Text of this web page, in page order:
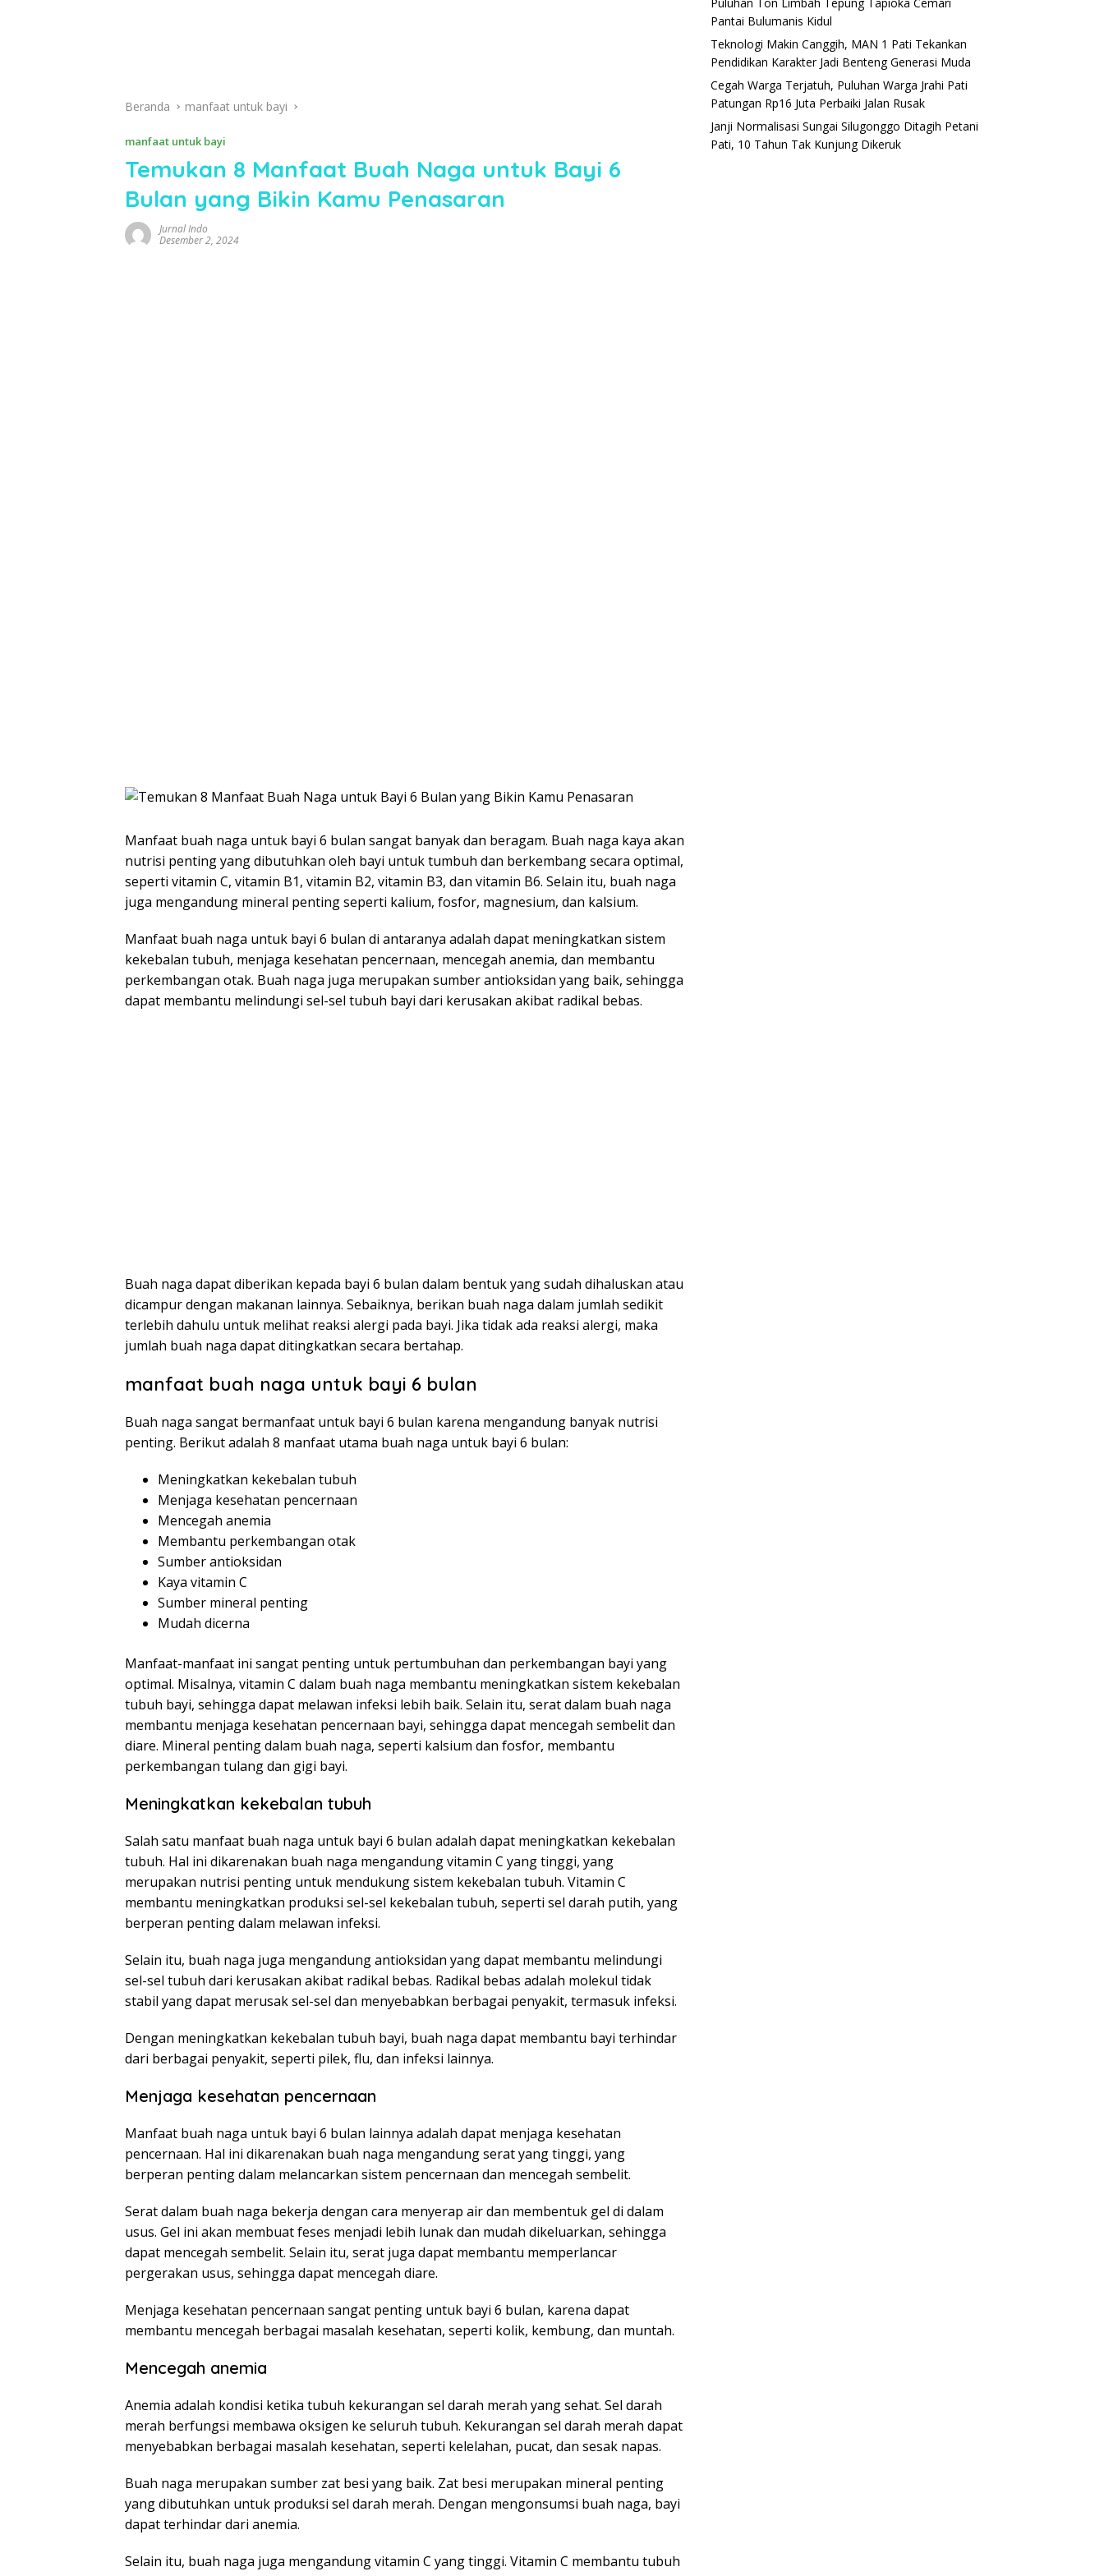
Beranda manfaat untuk bayi
manfaat untuk bayi
Temukan 8 Manfaat Buah Naga untuk Bayi 6
Bulan yang Bikin Kamu Penasaran
Jurnal Indo
Desember 2, 2024
Manfaat buah naga untuk bayi 6 bulan sangat banyak dan beragam. Buah naga kaya akan
nutrisi penting yang dibutuhkan oleh bayi untuk tumbuh dan berkembang secara optimal,
seperti vitamin C, vitamin B1, vitamin B2, vitamin B3, dan vitamin B6. Selain itu, buah naga
juga mengandung mineral penting seperti kalium, fosfor, magnesium, dan kalsium.
Manfaat buah naga untuk bayi 6 bulan di antaranya adalah dapat meningkatkan sistem
kekebalan tubuh, menjaga kesehatan pencernaan, mencegah anemia, dan membantu
perkembangan otak. Buah naga juga merupakan sumber antioksidan yang baik, sehingga
dapat membantu melindungi sel-sel tubuh bayi dari kerusakan akibat radikal bebas.
Buah naga dapat diberikan kepada bayi 6 bulan dalam bentuk yang sudah dihaluskan atau
dicampur dengan makanan lainnya. Sebaiknya, berikan buah naga dalam jumlah sedikit
terlebih dahulu untuk melihat reaksi alergi pada bayi. Jika tidak ada reaksi alergi, maka
jumlah buah naga dapat ditingkatkan secara bertahap.
manfaat buah naga untuk bayi 6 bulan
Buah naga sangat bermanfaat untuk bayi 6 bulan karena mengandung banyak nutrisi
penting. Berikut adalah 8 manfaat utama buah naga untuk bayi 6 bulan:
Meningkatkan kekebalan tubuh
Menjaga kesehatan pencernaan
Mencegah anemia
Membantu perkembangan otak
Sumber antioksidan
Kaya vitamin C
Sumber mineral penting
Mudah dicerna
Manfaat-manfaat ini sangat penting untuk pertumbuhan dan perkembangan bayi yang
optimal. Misalnya, vitamin C dalam buah naga membantu meningkatkan sistem kekebalan
tubuh bayi, sehingga dapat melawan infeksi lebih baik. Selain itu, serat dalam buah naga
membantu menjaga kesehatan pencernaan bayi, sehingga dapat mencegah sembelit dan
diare. Mineral penting dalam buah naga, seperti kalsium dan fosfor, membantu
perkembangan tulang dan gigi bayi.
Meningkatkan kekebalan tubuh
Salah satu manfaat buah naga untuk bayi 6 bulan adalah dapat meningkatkan kekebalan
tubuh. Hal ini dikarenakan buah naga mengandung vitamin C yang tinggi, yang
merupakan nutrisi penting untuk mendukung sistem kekebalan tubuh. Vitamin C
membantu meningkatkan produksi sel-sel kekebalan tubuh, seperti sel darah putih, yang
berperan penting dalam melawan infeksi.
Selain itu, buah naga juga mengandung antioksidan yang dapat membantu melindungi
sel-sel tubuh dari kerusakan akibat radikal bebas. Radikal bebas adalah molekul tidak
stabil yang dapat merusak sel-sel dan menyebabkan berbagai penyakit, termasuk infeksi.
Dengan meningkatkan kekebalan tubuh bayi, buah naga dapat membantu bayi terhindar
dari berbagai penyakit, seperti pilek, flu, dan infeksi lainnya.
Menjaga kesehatan pencernaan
Manfaat buah naga untuk bayi 6 bulan lainnya adalah dapat menjaga kesehatan
pencernaan. Hal ini dikarenakan buah naga mengandung serat yang tinggi, yang
berperan penting dalam melancarkan sistem pencernaan dan mencegah sembelit.
Serat dalam buah naga bekerja dengan cara menyerap air dan membentuk gel di dalam
usus. Gel ini akan membuat feses menjadi lebih lunak dan mudah dikeluarkan, sehingga
dapat mencegah sembelit. Selain itu, serat juga dapat membantu memperlancar
pergerakan usus, sehingga dapat mencegah diare.
Menjaga kesehatan pencernaan sangat penting untuk bayi 6 bulan, karena dapat
membantu mencegah berbagai masalah kesehatan, seperti kolik, kembung, dan muntah.
Mencegah anemia
Anemia adalah kondisi ketika tubuh kekurangan sel darah merah yang sehat. Sel darah
merah berfungsi membawa oksigen ke seluruh tubuh. Kekurangan sel darah merah dapat
menyebabkan berbagai masalah kesehatan, seperti kelelahan, pucat, dan sesak napas.
Buah naga merupakan sumber zat besi yang baik. Zat besi merupakan mineral penting
yang dibutuhkan untuk produksi sel darah merah. Dengan mengonsumsi buah naga, bayi
dapat terhindar dari anemia.
Selain itu, buah naga juga mengandung vitamin C yang tinggi. Vitamin C membantu tubuh
Pantai Bulumanis Kidul
Teknologi Makin Canggih, MAN 1 Pati Tekankan
Pendidikan Karakter Jadi Benteng Generasi Muda
Cegah Warga Terjatuh, Puluhan Warga Jrahi Pati
Patungan Rp16 Juta Perbaiki Jalan Rusak
Janji Normalisasi Sungai Silugonggo Ditagih Petani
Pati, 10 Tahun Tak Kunjung Dikeruk